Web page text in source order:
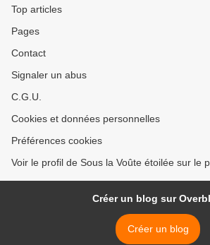
Top articles
Pages
Contact
Signaler un abus
C.G.U.
Cookies et données personnelles
Préférences cookies
Voir le profil de Sous la Voûte étoilée sur le
Créer un blog sur
Créer un blog